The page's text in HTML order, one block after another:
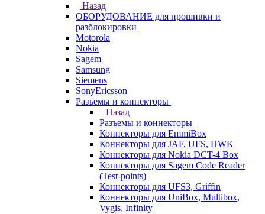
Назад
ОБОРУДОВАНИЕ для прошивки и
разблокировки
Motorola
Nokia
Sagem
Samsung
Siemens
SonyEricsson
Разъемы и коннекторы
Назад
Разъемы и коннекторы
Коннекторы для EmmiBox
Коннекторы для JAF, UFS, HWK
Коннекторы для Nokia DCT-4 Box
Коннекторы для Sagem Code Reader
(Test-points)
Коннекторы для UFS3, Griffin
Коннекторы для UniBox, Multibox,
Vygis, Infinity